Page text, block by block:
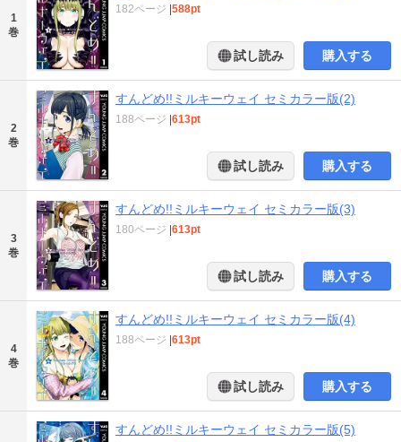
1
巻
182ページ |588pt
試し読み 購入する
2
巻
すんどめ!!ミルキーウェイ セミカラー版(2)
188ページ |613pt
試し読み 購入する
3
巻
すんどめ!!ミルキーウェイ セミカラー版(3)
180ページ |613pt
試し読み 購入する
4
巻
すんどめ!!ミルキーウェイ セミカラー版(4)
188ページ |613pt
試し読み 購入する
すんどめ!!ミルキーウェイ セミカラー版(5)